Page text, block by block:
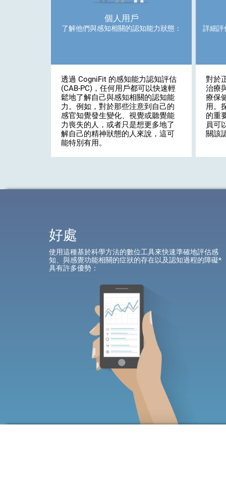
個人用戶
了解他們與感知相關的認知能力狀態：
透過 CogniFit 的感知能力認知評估
(CAB-PC)，任何用戶都可以快速輕
鬆地了解自己與感知相關的認知能
力。例如，對於那些注意到自己的
感官知覺發生變化、視覺或聽覺能
力喪失的人，或者只是想更多地了
解自己的精神狀態的人來說，這可
能特別有用。
詳細評
對於
治療
療保
用。
的重
員可
關該
好處
使用這種基於科學方法的數位工具來快速準確地評估感
知、與感覺功能相關的症狀的存在以及認知過程的障礙*
具有許多優勢：